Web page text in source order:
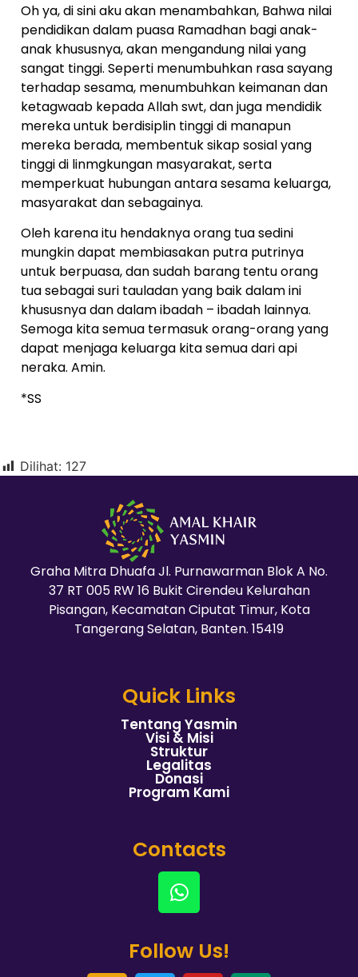
Oh ya, di sini aku akan menambahkan, Bahwa nilai
pendidikan dalam puasa Ramadhan bagi anak-
anak khususnya, akan mengandung nilai yang
sangat tinggi. Seperti menumbuhkan rasa sayang
terhadap sesama, menumbuhkan keimanan dan
ketagwaab kepada Allah swt, dan juga mendidik
mereka untuk berdisiplin tinggi di manapun
mereka berada, membentuk sikap sosial yang
tinggi di linmgkungan masyarakat, serta
memperkuat hubungan antara sesama keluarga,
masyarakat dan sebagainya.
Oleh karena itu hendaknya orang tua sedini
mungkin dapat membiasakan putra putrinya
untuk berpuasa, dan sudah barang tentu orang
tua sebagai suri tauladan yang baik dalam ini
khususnya dan dalam ibadah – ibadah lainnya.
Semoga kita semua termasuk orang-orang yang
dapat menjaga keluarga kita semua dari api
neraka. Amin.
*SS
Dilihat: 127
Graha Mitra Dhuafa Jl. Purnawarman Blok A No.
37 RT 005 RW 16 Bukit Cirendeu Kelurahan
Pisangan, Kecamatan Ciputat Timur, Kota
Tangerang Selatan, Banten. 15419
Quick Links
Tentang Yasmin
Visi & Misi
Struktur
Legalitas
Donasi
Program Kami
Contacts
Follow Us!